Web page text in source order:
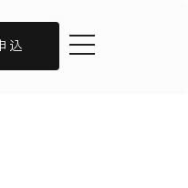
込 toggle navigation